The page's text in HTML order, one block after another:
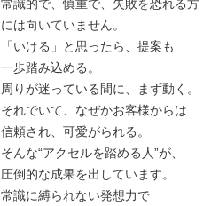
常識的で、慎重で、失敗を恐れる方
には向いていません。
「いける」と思ったら、提案も
一歩踏み込める。
周りが迷っている間に、まず動く。
それでいて、なぜかお客様からは
信頼され、可愛がられる。
そんな“アクセルを踏める人”が、
圧倒的な成果を出しています。
常識に縛られない発想力で